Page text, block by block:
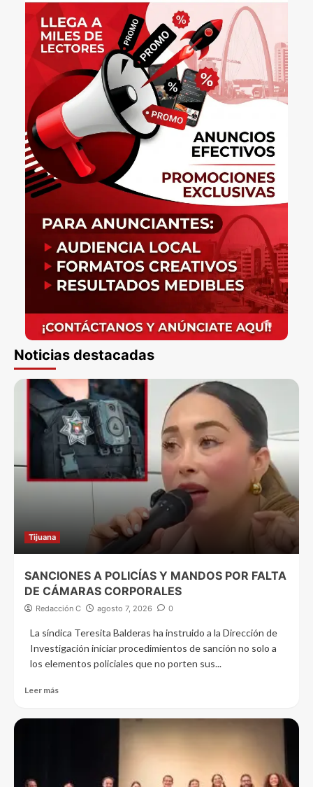
Noticias destacadas
Tijuana
SANCIONES A POLICÍAS Y MANDOS POR FALTA
DE CÁMARAS CORPORALES
Redacción C agosto 7, 2026 0
La síndica Teresita Balderas ha instruido a la Dirección de
Investigación iniciar procedimientos de sanción no solo a
los elementos policiales que no porten sus...
Leer más